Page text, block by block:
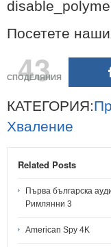
Посетете
43
СПОДЕЛЯНИЯ
КАТЕГОРИЯ:
Хваление
Related Posts
Първа българска
Римлянни 3
American Spy 4K